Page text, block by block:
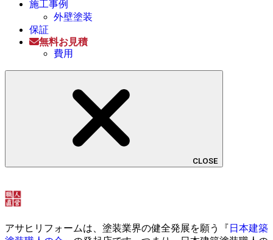
施工事例
外壁塗装
保証
無料お見積
費用
CLOSE
アサヒリフォームは、塗装業界の健全発展を願う『 日本建築